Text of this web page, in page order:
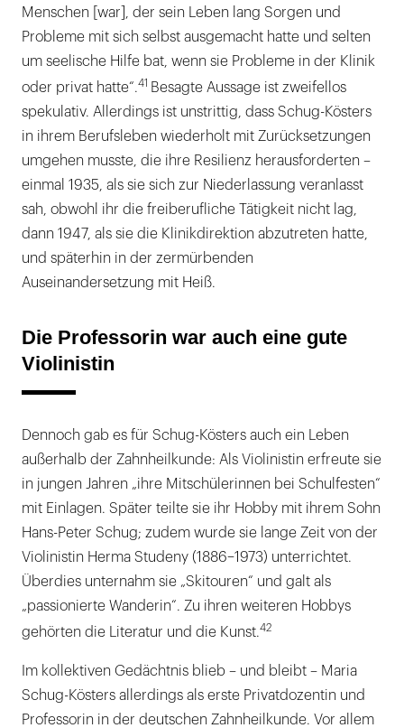
Menschen [war], der sein Leben lang Sorgen und
Probleme mit sich selbst ausgemacht hatte und selten
um seelische Hilfe bat, wenn sie Probleme in der Klinik
oder privat hatte“.41 Besagte Aussage ist zweifellos
spekulativ. Allerdings ist unstrittig, dass Schug-Kösters
in ihrem Berufsleben wiederholt mit Zurücksetzungen
umgehen musste, die ihre Resilienz herausforderten –
einmal 1935, als sie sich zur Niederlassung veranlasst
sah, obwohl ihr die freiberufliche Tätigkeit nicht lag,
dann 1947, als sie die Klinikdirektion abzutreten hatte,
und späterhin in der zermürbenden
Auseinandersetzung mit Heiß.
Die Professorin war auch eine gute
Violinistin
Dennoch gab es für Schug-Kösters auch ein Leben
außerhalb der Zahnheilkunde: Als Violinistin erfreute sie
in jungen Jahren „ihre Mitschülerinnen bei Schulfesten“
mit Einlagen. Später teilte sie ihr Hobby mit ihrem Sohn
Hans-Peter Schug; zudem wurde sie lange Zeit von der
Violinistin Herma Studeny (1886–1973) unterrichtet.
Überdies unternahm sie „Skitouren“ und galt als
„passionierte Wanderin“. Zu ihren weiteren Hobbys
gehörten die Literatur und die Kunst.42
Im kollektiven Gedächtnis blieb – und bleibt – Maria
Schug-Kösters allerdings als erste Privatdozentin und
Professorin in der deutschen Zahnheilkunde. Vor allem